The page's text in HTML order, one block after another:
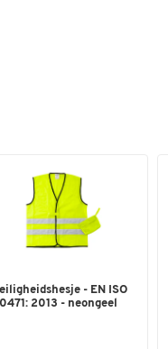
- EN ISO
2013 - neongeel